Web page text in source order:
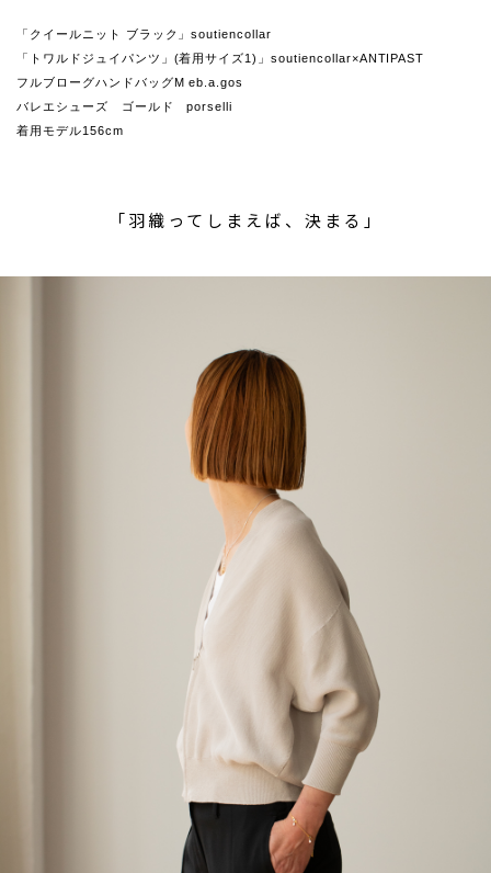
「クイールニット ブラック」soutiencollar
「トワルドジュイパンツ」(着用サイズ1)」soutiencollar×ANTIPAST
フルブローグハンドバッグM eb.a.gos
バレエシューズ ゴールド porselli
着用モデル156cm
「羽織ってしまえば、決まる」